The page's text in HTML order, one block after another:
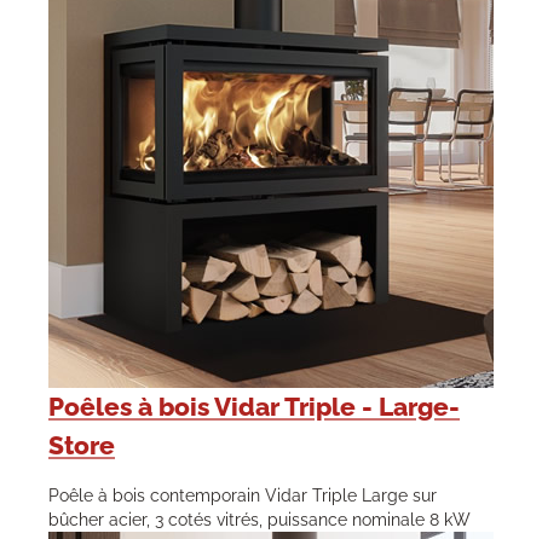
Poêles à bois Vidar Triple - Large-
Store
Poêle à bois contemporain Vidar Triple Large sur
bûcher acier, 3 cotés vitrés, puissance nominale 8 kW